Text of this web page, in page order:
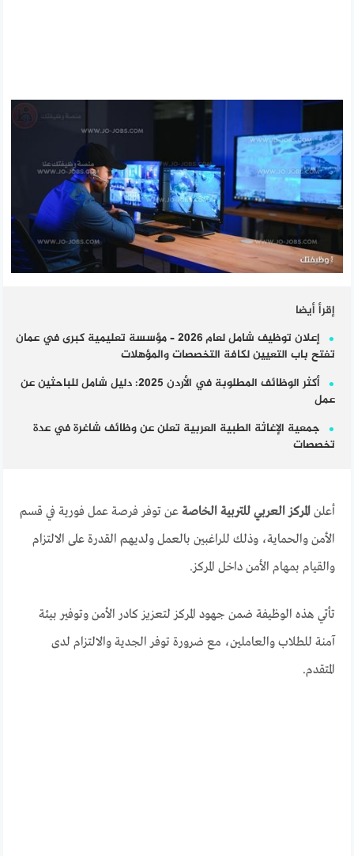
إقرأ أيضا
إعلان توظيف شامل لعام 2026 – مؤسسة تعليمية كبرى في عمان
تفتح باب التعيين لكافة التخصصات والمؤهلات
أكثر الوظائف المطلوبة في الأردن 2025: دليل شامل للباحثين عن
عمل
جمعية الإغاثة الطبية العربية تعلن عن وظائف شاغرة في عدة
تخصصات
أعلنالمركز العربي للتربية الخاصة عن توفر فرصة عمل فورية في قسم
الأمن والحماية، وذلك للراغبين بالعمل ولديهم القدرة على الالتزام
والقيام بمهام الأمن داخل المركز.
تأتي هذه الوظيفة ضمن جهود المركز لتعزيز كادر الأمن وتوفير بيئة
آمنة للطلاب والعاملين، مع ضرورة توفر الجدية والالتزام لدى
المتقدم.